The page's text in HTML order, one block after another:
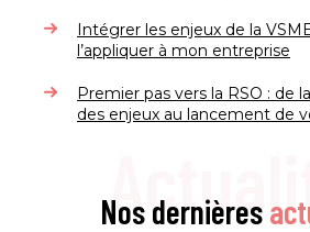
Intégrer les enjeux de la
l’appliquer à mon entreprise
Premier pas vers la RSO : de
des enjeux au lancement de
Nos dernières